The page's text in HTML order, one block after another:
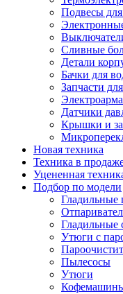
Подвесы
Сливные
Детали
Бачки для
Запчасти
Датчики
Крышки и
Новая техника
Техника в
Уцененная
Подбор по модели
Гладильные
Гладильные
Утюги с
Пылесосы
Утюги